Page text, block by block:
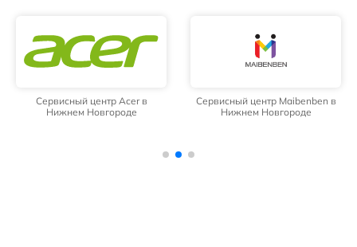
Сервисный центр Acer в
Нижнем Новгороде
Сервисный центр Maibenben в
Нижнем Новгороде